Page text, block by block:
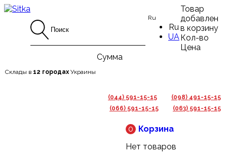
Ru
Ru
UA
Склады в 12 городах Украины
(044) 591-15-15
(098) 491-15-15
(066) 591-15-15
(063) 591-15-15
Корзина
0
Нет товаров
Товар
добавлен
в корзину
Кол-во
Цена
Сумма